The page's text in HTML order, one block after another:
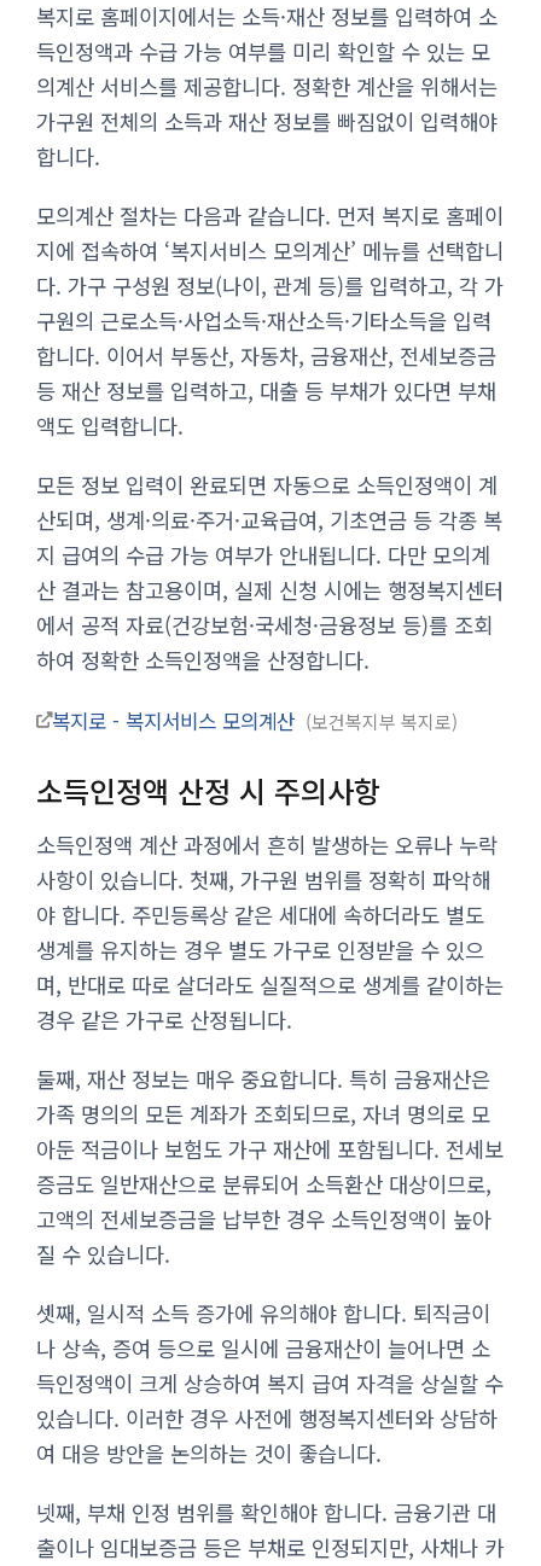
복지로 홈페이지에서는 소득·재산 정보를 입력하여 소
득인정액과 수급 가능 여부를 미리 확인할 수 있는 모
의계산 서비스를 제공합니다. 정확한 계산을 위해서는
가구원 전체의 소득과 재산 정보를 빠짐없이 입력해야
합니다.
모의계산 절차는 다음과 같습니다. 먼저 복지로 홈페이
지에 접속하여 ‘복지서비스 모의계산’ 메뉴를 선택합니
다. 가구 구성원 정보(나이, 관계 등)를 입력하고, 각 가
구원의 근로소득·사업소득·재산소득·기타소득을 입력
합니다. 이어서 부동산, 자동차, 금융재산, 전세보증금
등 재산 정보를 입력하고, 대출 등 부채가 있다면 부채
액도 입력합니다.
모든 정보 입력이 완료되면 자동으로 소득인정액이 계
산되며, 생계·의료·주거·교육급여, 기초연금 등 각종 복
지 급여의 수급 가능 여부가 안내됩니다. 다만 모의계
산 결과는 참고용이며, 실제 신청 시에는 행정복지센터
에서 공적 자료(건강보험·국세청·금융정보 등)를 조회
하여 정확한 소득인정액을 산정합니다.
복지로 - 복지서비스 모의계산 보건복지부 복지로
소득인정액 산정 시 주의사항
소득인정액 계산 과정에서 흔히 발생하는 오류나 누락
사항이 있습니다. 첫째, 가구원 범위를 정확히 파악해
야 합니다. 주민등록상 같은 세대에 속하더라도 별도
생계를 유지하는 경우 별도 가구로 인정받을 수 있으
며, 반대로 따로 살더라도 실질적으로 생계를 같이하는
경우 같은 가구로 산정됩니다.
둘째, 재산 정보는 매우 중요합니다. 특히 금융재산은
가족 명의의 모든 계좌가 조회되므로, 자녀 명의로 모
아둔 적금이나 보험도 가구 재산에 포함됩니다. 전세보
증금도 일반재산으로 분류되어 소득환산 대상이므로,
고액의 전세보증금을 납부한 경우 소득인정액이 높아
질 수 있습니다.
셋째, 일시적 소득 증가에 유의해야 합니다. 퇴직금이
나 상속, 증여 등으로 일시에 금융재산이 늘어나면 소
득인정액이 크게 상승하여 복지 급여 자격을 상실할 수
있습니다. 이러한 경우 사전에 행정복지센터와 상담하
여 대응 방안을 논의하는 것이 좋습니다.
넷째, 부채 인정 범위를 확인해야 합니다. 금융기관 대
출이나 임대보증금 등은 부채로 인정되지만, 사채나 카